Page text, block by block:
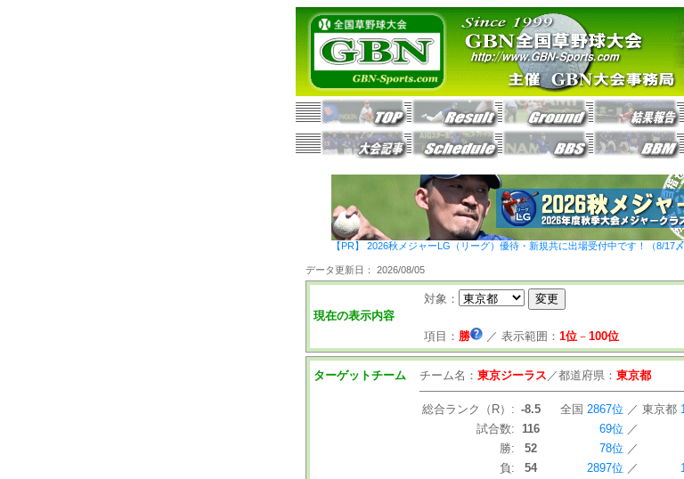
【PR】 2026秋メジャーLG（リーグ）優待・新規共に出場受付中です！（8/17〆
データ更新日： 2026/08/05
現在の表示内容
対象：
項目： 勝 ／ 表示範囲： 1位－ 100位
ターゲットチーム チーム名： 東京ジーラス ／都道府県： 東京都
総合ランク（R）: -8.5 全国 2867位 ／ 東京都
試合数: 116 69位 ／
勝:
52 78位 ／
負:
54 2897位 ／